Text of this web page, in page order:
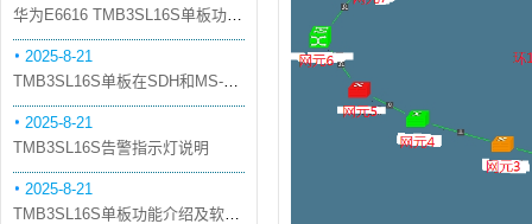
华为E6616 TMB3SL16S单板功能和机械指标
2025-8-21
TMB3SL16S单板在SDH和MS-OTN模式下的应用
2025-8-21
TMB3SL16S告警指示灯说明
2025-8-21
TMB3SL16S单板功能介绍及软件配套